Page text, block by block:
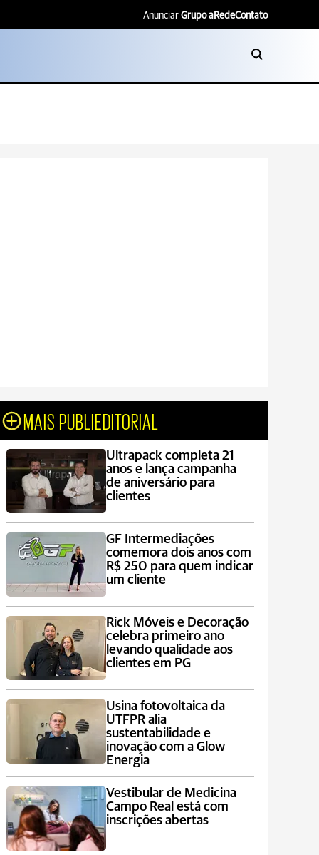
Anunciar Grupo aRedeContato
MAIS PUBLIEDITORIAL
Ultrapack completa 21
anos e lança campanha
de aniversário para
clientes
GF Intermediações
comemora dois anos com
R$ 250 para quem indicar
um cliente
Rick Móveis e Decoração
celebra primeiro ano
levando qualidade aos
clientes em PG
Usina fotovoltaica da
UTFPR alia
sustentabilidade e
inovação com a Glow
Energia
Vestibular de Medicina
Campo Real está com
inscrições abertas